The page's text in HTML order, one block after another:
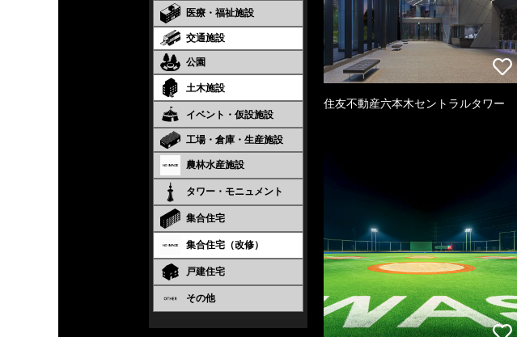
医療・福祉施設
交通施設
公園
土木施設
イベント・仮設施設
工場・倉庫・生産施設
農林水産施設
タワー・モニュメント
集合住宅
集合住宅（改修）
戸建住宅
その他
住友不動産六本木セントラルタワー